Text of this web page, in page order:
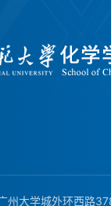
州大学城外环西路